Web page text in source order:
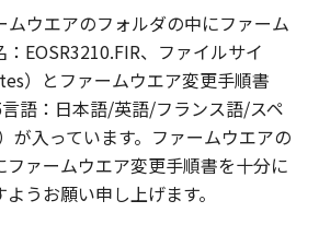
ル、逆アセンブル、その他リバ
ニアリング等することはできま
第三者にこのような行為をさせ
せん。
トウェア」に係る知的財産権
によりキヤノンまたはキヤノ
ムウエアのフォルダの中にファーム
EOSR3210.FIR、ファイルサイ
）とファームウエア変更手順書
言語：日本語/英語/フランス語/スペ
が入っています。ファームウエアの
ァームウエア変更手順書を十分に
うお願い申し上げます。